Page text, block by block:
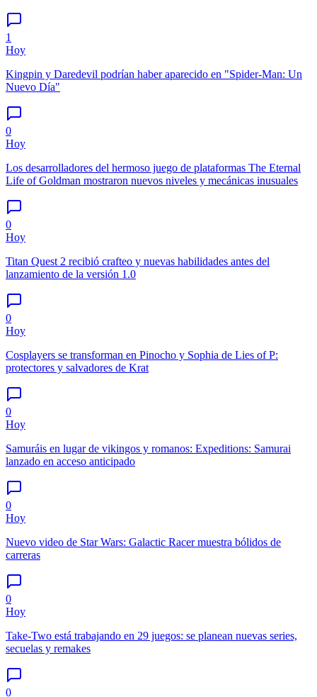
1
Hoy
Kingpin y Daredevil podrían haber aparecido en "Spider-Man: Un
Nuevo Día"
0
Hoy
Los desarrolladores del hermoso juego de plataformas The Eternal
Life of Goldman mostraron nuevos niveles y mecánicas inusuales
0
Hoy
Titan Quest 2 recibió crafteo y nuevas habilidades antes del
lanzamiento de la versión 1.0
0
Hoy
Cosplayers se transforman en Pinocho y Sophia de Lies of P:
protectores y salvadores de Krat
0
Hoy
Samuráis en lugar de vikingos y romanos: Expeditions: Samurai
lanzado en acceso anticipado
0
Hoy
Nuevo video de Star Wars: Galactic Racer muestra bólidos de
carreras
0
Hoy
Take-Two está trabajando en 29 juegos: se planean nuevas series,
secuelas y remakes
0